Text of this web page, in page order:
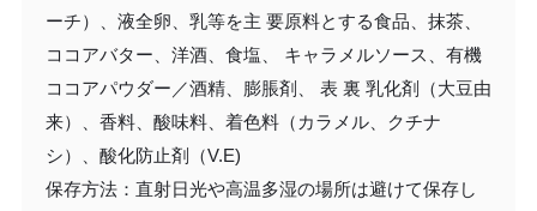
ーチ）、液全卵、乳等を主 要原料とする食品、抹茶、
ココアバター、洋酒、食塩、 キャラメルソース、有機
ココアパウダー／酒精、膨脹剤、 表 裏 乳化剤（大豆由
来）、香料、酸味料、着色料（カラメル、クチナ
シ）、酸化防止剤（V.E)
保存方法：直射日光や高温多湿の場所は避けて保存し